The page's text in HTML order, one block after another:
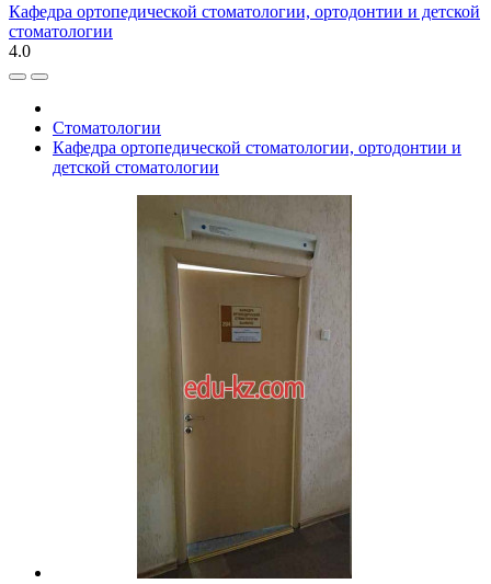
Кафедра ортопедической стоматологии, ортодонтии и детской
стоматологии
4.0
Стоматологии
Кафедра ортопедической стоматологии, ортодонтии и
детской стоматологии